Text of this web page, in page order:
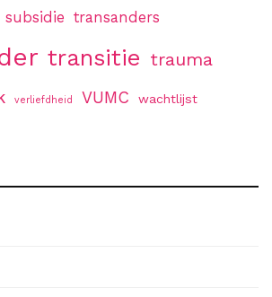
subsidie transanders
transitie trauma
verliefdheid VUMC wachtlijst